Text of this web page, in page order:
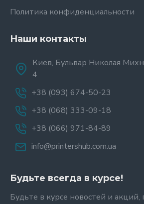
Политика конфиденциальности
Наши контакты
Киев, Бульвар Николая
4
+38 (093) 674-50-23
+38 (068) 333-09-18
+38 (066) 971-84-89
info@printershub.com.ua
Будьте всегда в курсе!
Будьте в курсе новостей и акций,